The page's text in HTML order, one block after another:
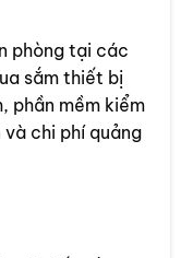
phòng tại các
sắm thiết bị
phần mềm kiểm
chi phí quảng